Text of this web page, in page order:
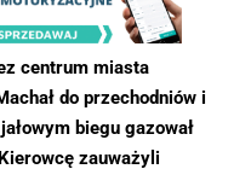
centrum miasta
do przechodniów i
biegu gazował
zauważyli